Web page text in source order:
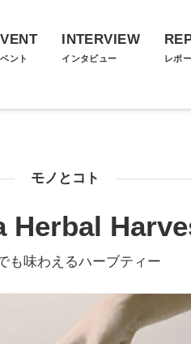
ント
INTERVIEW
インタビュー レポ
モノとコト
Herbal
も味わえるハーブティー